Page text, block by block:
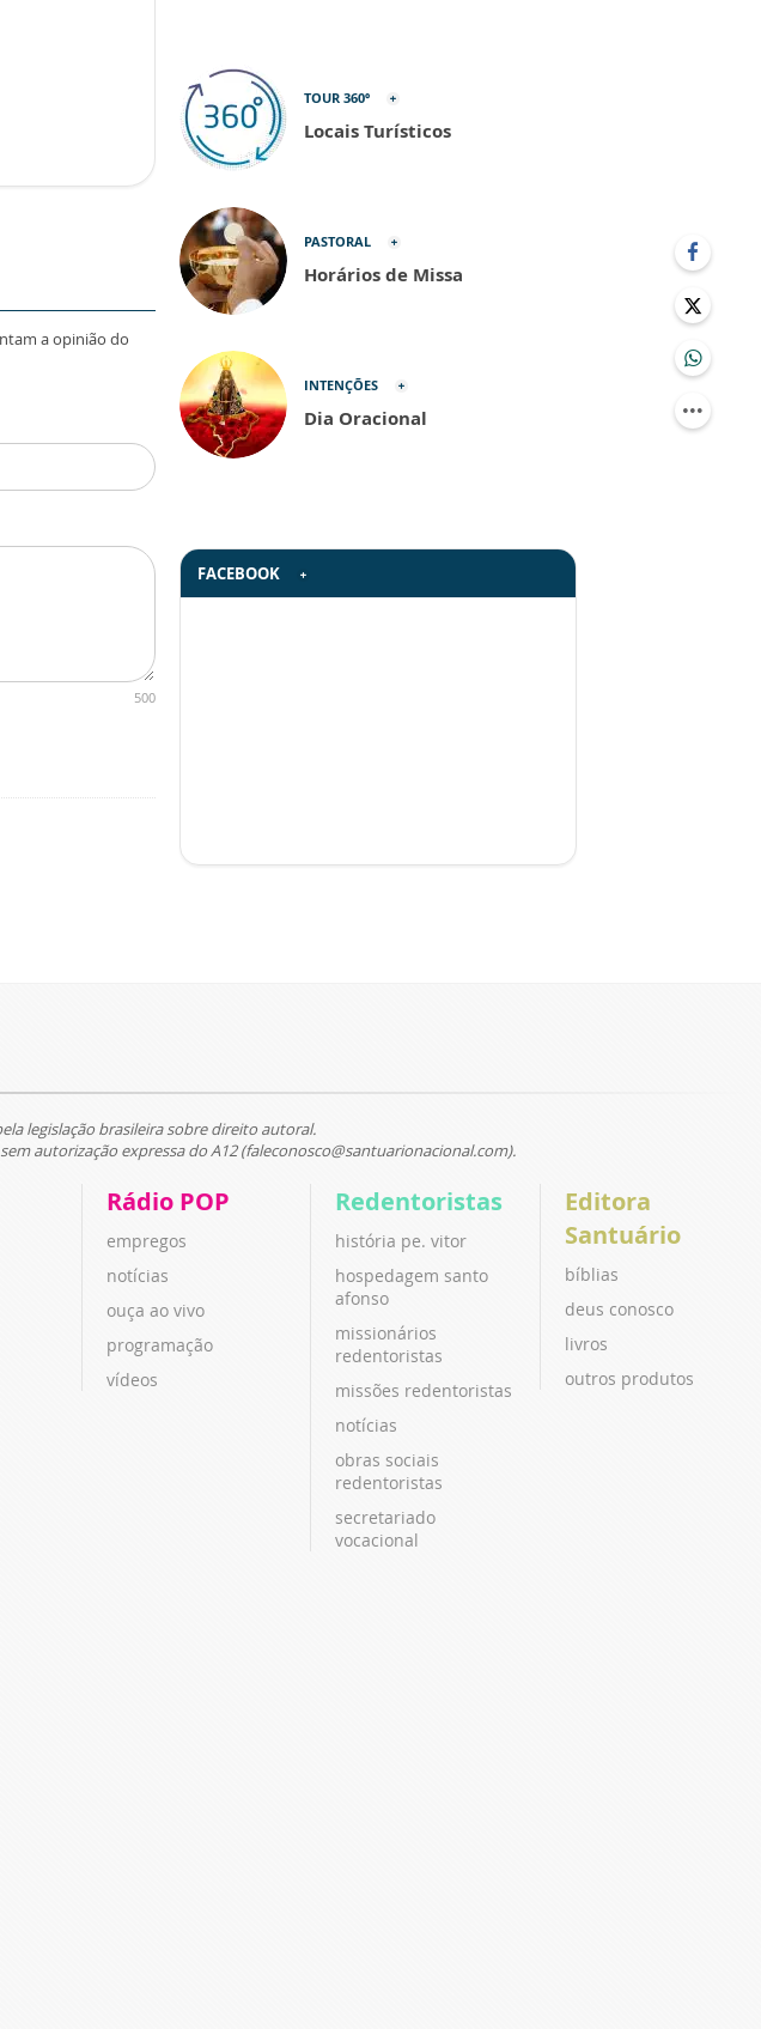
a opinião do
500
TOUR 360º
Locais Turísticos
PASTORAL
Horários de Missa
INTENÇÕES
Dia Oracional
FACEBOOK
legislação brasileira sobre direito autoral.
autorização expressa do A12 (faleconosco@santuarionacional.com).
Rádio POP
empregos
notícias
ouça ao vivo
programação
vídeos
Redentoristas
história pe. vitor
hospedagem santo
afonso
missionários
redentoristas
missões redentoristas
notícias
obras sociais
redentoristas
secretariado
vocacional
Editora
Santuário
bíblias
deus conosco
livros
outros produtos